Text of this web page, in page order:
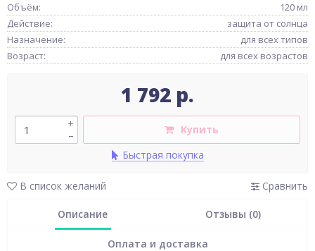
Объём:
120 мл
Действие:
защита от солнца
Назначение:
для всех типов
Возраст:
для всех возрастов
1 792 р.
–
+
Купить
Быстрая покупка
В список желаний Сравнить
Описание Отзывы (0)
Оплата и доставка